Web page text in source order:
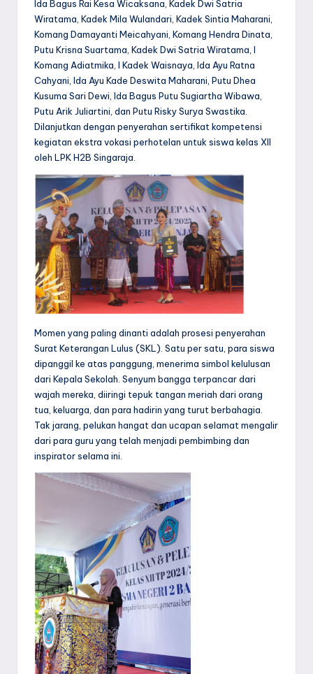
Ida Bagus Rai Kesa Wicaksana, Kadek Dwi Satria
Wiratama, Kadek Mila Wulandari, Kadek Sintia Maharani,
Komang Damayanti Meicahyani, Komang Hendra Dinata,
Putu Krisna Suartama, Kadek Dwi Satria Wiratama, I
Komang Adiatmika, I Kadek Waisnaya, Ida Ayu Ratna
Cahyani, Ida Ayu Kade Deswita Maharani, Putu Dhea
Kusuma Sari Dewi, Ida Bagus Putu Sugiartha Wibawa,
Putu Arik Juliartini, dan Putu Risky Surya Swastika.
Dilanjutkan dengan penyerahan sertifikat kompetensi
kegiatan ekstra vokasi perhotelan untuk siswa kelas XII
oleh LPK H2B Singaraja.
Momen yang paling dinanti adalah prosesi penyerahan
Surat Keterangan Lulus (SKL). Satu per satu, para siswa
dipanggil ke atas panggung, menerima simbol kelulusan
dari Kepala Sekolah. Senyum bangga terpancar dari
wajah mereka, diiringi tepuk tangan meriah dari orang
tua, keluarga, dan para hadirin yang turut berbahagia.
Tak jarang, pelukan hangat dan ucapan selamat mengalir
dari para guru yang telah menjadi pembimbing dan
inspirator selama ini.